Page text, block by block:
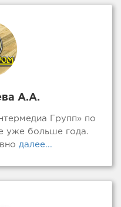
А.А.
Групп» по
уже больше года.
далее...